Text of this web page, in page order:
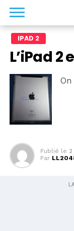
IPAD 2
L’iPad 2
Publié le 2
Par